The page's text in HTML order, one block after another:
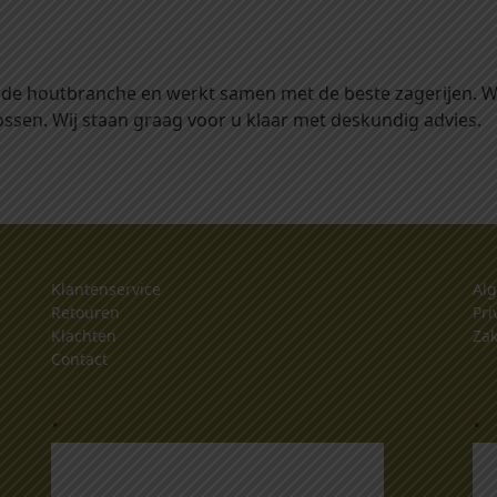
houtbranche en werkt samen met de beste zagerijen.
Wij staan graag voor u klaar met deskundig advies.
Klantenservice
Retouren
Klachten
Contact
. .